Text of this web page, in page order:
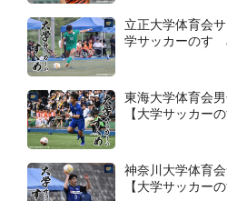
立正大学体育会
学サッカーのすゝ
東海大学体育会
【大学サッカー
神奈川大学体育
【大学サッカー